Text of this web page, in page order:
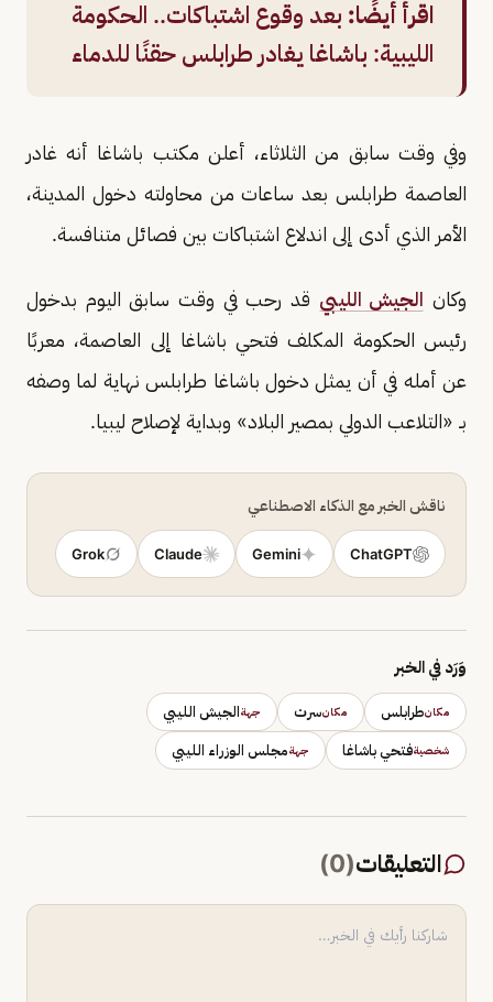
اقرأ أيضًا: بعد وقوع اشتباكات.. الحكومة
الليبية: باشاغا يغادر طرابلس حقنًا للدماء
وفي وقت سابق من الثلاثاء، أعلن مكتب باشاغا أنه غادر
العاصمة طرابلس بعد ساعات من محاولته دخول المدينة،
الأمر الذي أدى إلى اندلاع اشتباكات بين فصائل متنافسة.
وكان الجيش الليبي قد رحب في وقت سابق اليوم بدخول
رئيس الحكومة المكلف فتحي باشاغا إلى العاصمة، معربًا
عن أمله في أن يمثل دخول باشاغا طرابلس نهاية لما وصفه
بـ «التلاعب الدولي بمصير البلاد» وبداية لإصلاح ليبيا.
ناقش الخبر مع الذكاء الاصطناعي
ChatGPT
Gemini
Claude
Grok
وَرَد في الخبر
مكانطرابلس مكانسرت جهةالجيش الليبي
شخصيةفتحي باشاغا جهةمجلس الوزراء الليبي
التعليقات(
0
)